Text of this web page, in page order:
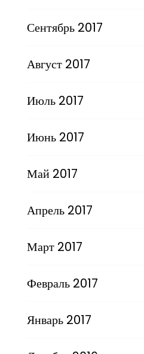
Сентябрь 2017
Август 2017
Июль 2017
Июнь 2017
Май 2017
Апрель 2017
Март 2017
Февраль 2017
Январь 2017